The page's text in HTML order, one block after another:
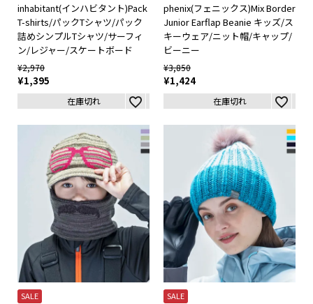
inhabitant(インハビタント)Pack
T-shirts/パックTシャツ/パック
詰めシンプルTシャツ/サーフィ
ン/レジャー/スケートボード
¥2,970
¥1,395
在庫切れ
phenix(フェニックス)Mix Border
Junior Earflap Beanie キッズ/ス
キーウェア/ニット帽/キャップ/
ビーニー
¥3,850
¥1,424
在庫切れ
SALE
SALE